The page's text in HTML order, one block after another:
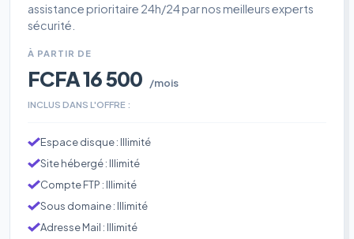
assistance prioritaire 24h/24 par nos meilleurs experts
sécurité.
À PARTIR DE
FCFA 16 500 /mois
INCLUS DANS L'OFFRE :
Espace disque : Illimité
Site hébergé : Illimité
Compte FTP : Illimité
Sous domaine : Illimité
Adresse Mail : Illimité